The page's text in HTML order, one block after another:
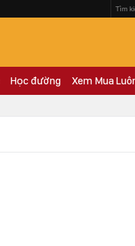
Học đường Xem Mua